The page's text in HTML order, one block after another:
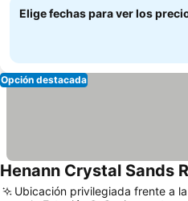
Elige fechas para ver los
Opción destacada
Henann Crystal Sands
Ubicación privilegiada frente a